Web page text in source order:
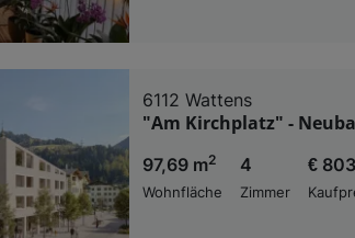
6112 Wattens
"Am Kirchplatz" -
97,69 m2
Wohnfläche
4
Zimmer
€